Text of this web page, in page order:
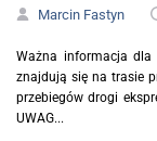
Marcin Fastyn
Ważna informacja dla
znajdują się na trasie
przebiegów drogi
UWAG...